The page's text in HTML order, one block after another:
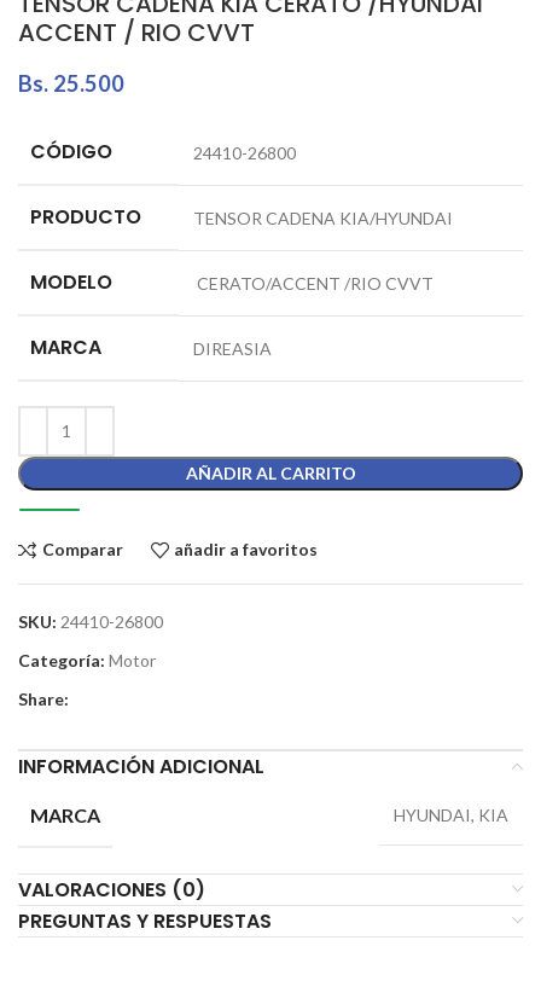
ACCENT / RIO CVVT
Bs. 25.500
CÓDIGO 24410-26800
PRODUCTO TENSOR CADENA KIA/HYUNDAI
MODELO CERATO/ACCENT /RIO CVVT
MARCA DIREASIA
AÑADIR AL CARRITO
Comparar añadir a favoritos
SKU: 24410-26800
Categoría: Motor
Share:
INFORMACIÓN ADICIONAL
MARCA HYUNDAI, KIA
VALORACIONES (0)
PREGUNTAS Y RESPUESTAS